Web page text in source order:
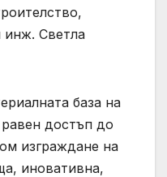
инж. Светла
база на
достъп до
изграждане на
иновативна,